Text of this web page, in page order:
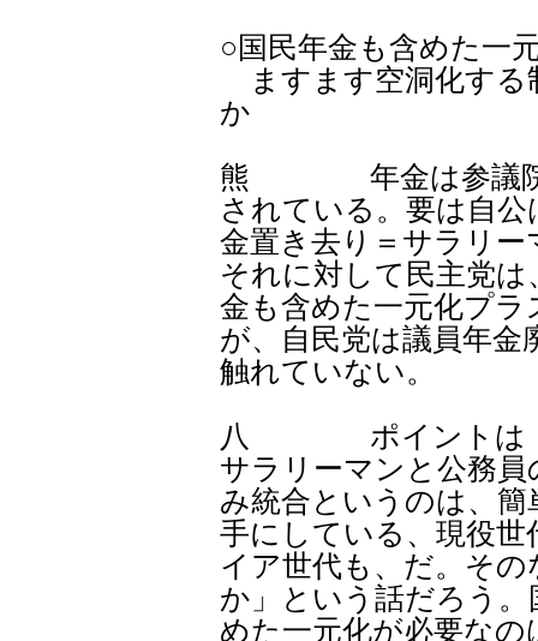
○国民年金も含めた一
ますます空洞化する
か
熊 年金は参議院選
されている。要は自公
金置き去り＝サラリ
それに対して民主党は
金も含めた一元化プラ
が、自民党は議員年金
触れていない。
八 ポイントは「誰
サラリーマンと公務員
み統合というのは、
手にしている、現役世
イア世代も、だ。そ
か」という話だろう。
めた一元化が必要な